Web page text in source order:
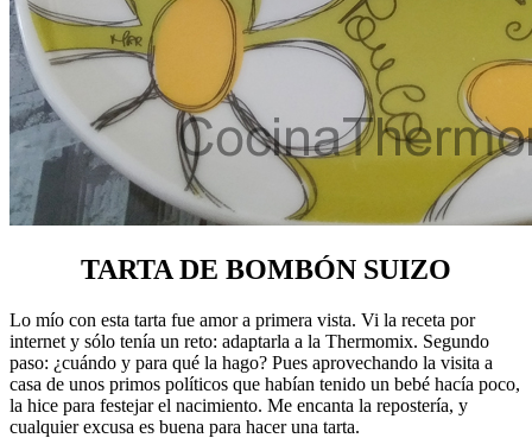
TARTA DE BOMBÓN SUIZO
Lo mío con esta tarta fue amor a primera vista. Vi la receta por
internet y sólo tenía un reto: adaptarla a la Thermomix. Segundo
paso: ¿cuándo y para qué la hago? Pues aprovechando la visita a
casa de unos primos políticos que habían tenido un bebé hacía poco,
la hice para festejar el nacimiento. Me encanta la repostería, y
cualquier excusa es buena para hacer una tarta.